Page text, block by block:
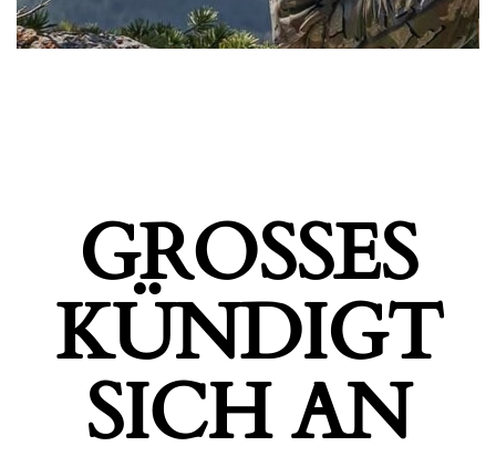
GROSSES K
ÜNDIGT S
ICH AN